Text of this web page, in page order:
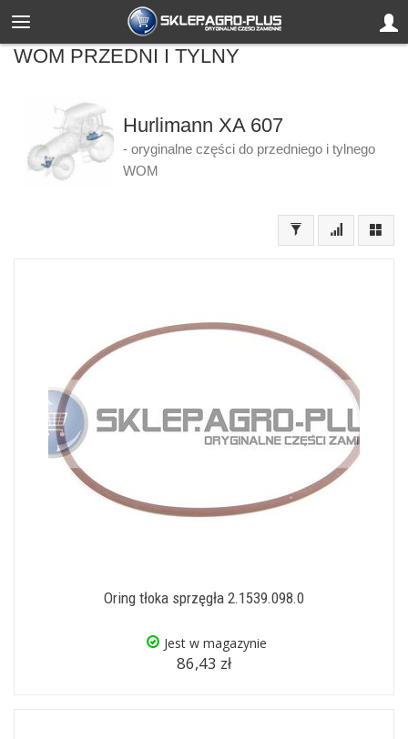
WOM PRZEDNI I TYLNY
Hurlimann XA 607
- oryginalne części do przedniego i tylnego
WOM
Oring tłoka sprzęgła 2.1539.098.0
Jest w magazynie
86,43 zł